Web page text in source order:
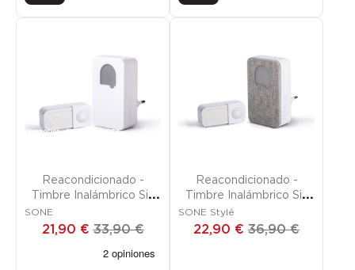
Promoción FUERA DE STOCK
Reacondicionado -
Timbre Inalámbrico Sin
SONE
21,90 € 33,90 €
FUERA DE STOCK
Reacondicionado -
Timbre Inalámbrico Sin
Pilas Enchufable
SONE Stylé
22,90 € 36,90 €